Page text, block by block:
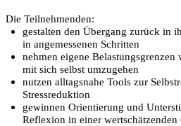
Die Teilnehmenden:
gestalten den Übergang zurück in
in angemessenen Schritten
nehmen eigene
mit sich selbst umzugehen
nutzen alltagsnahe Tools zur
Stressreduktion
gewinnen Orientierung und
Reflexion in einer wertschätzenden